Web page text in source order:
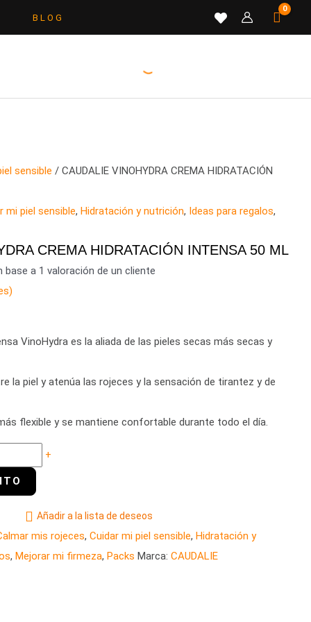
B L O G
sensible / CAUDALIE VINOHYDRA CREMA HIDRATACIÓN
mi piel sensible,Hidratación y nutrición, Ideas para regalos,
CREMA HIDRATACIÓN INTENSA 50 ML
base a 1 valoración de un cliente
VinoHydra es la aliada de las pieles secas más secas y
la piel y atenúa las rojeces y la sensación de tirantez y de
flexible y se mantiene confortable durante todo el día.
+
Añadir a la lista de deseos
mis rojeces,Cuidar mi piel sensible,Hidratación y
,Mejorar mi firmeza,Packs Marca:CAUDALIE